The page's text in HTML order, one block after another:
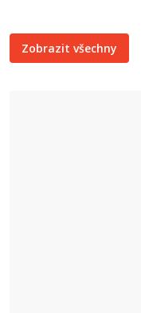
Zobrazit všechny